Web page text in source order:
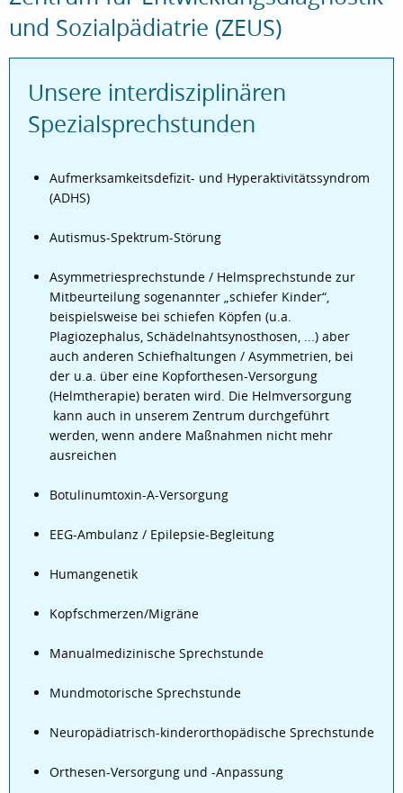
und Sozialpädiatrie (ZEUS)
Unsere interdisziplinären
Spezialsprechstunden
Aufmerksamkeitsdefizit- und Hyperaktivitätssyndrom
(ADHS)
Autismus-Spektrum-Störung
Asymmetriesprechstunde / Helmsprechstunde zur
Mitbeurteilung sogenannter „schiefer Kinder“,
beispielsweise bei schiefen Köpfen (u.a.
Plagiozephalus, Schädelnahtsynosthosen, ...) aber
auch anderen Schiefhaltungen / Asymmetrien, bei
der u.a. über eine Kopforthesen-Versorgung
(Helmtherapie) beraten wird. Die Helmversorgung
kann auch in unserem Zentrum durchgeführt
werden, wenn andere Maßnahmen nicht mehr
ausreichen
Botulinumtoxin-A-Versorgung
EEG-Ambulanz / Epilepsie-Begleitung
Humangenetik
Kopfschmerzen/Migräne
Manualmedizinische Sprechstunde
Mundmotorische Sprechstunde
Neuropädiatrisch-kinderorthopädische Sprechstunde
Orthesen-Versorgung und -Anpassung